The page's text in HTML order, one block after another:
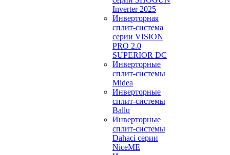
Inverter 2025
Инверторная
сплит-система
серии VISION
PRO 2.0
SUPERIOR DC
Инверторные
сплит-системы
Midea
Инверторные
сплит-системы
Ballu
Инверторные
сплит-системы
Dahaci серии
NiceME